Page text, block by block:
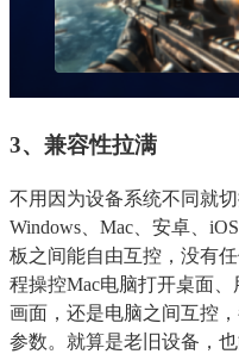
3、兼容性拉满
不用因为设备系统不同就
Windows、Mac、安卓、
板之间能自由互控，没有
程操控Mac电脑打开桌面
画面，还是电脑之间互控
参数。就算是老旧设备，